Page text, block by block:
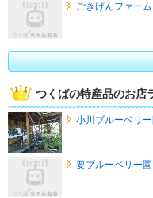
ごきげんファーム
つくばの特産品のお店
小川ブルーベリー
要ブルーベリー園